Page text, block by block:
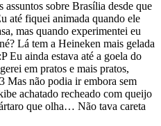
sobre Brasília desde que
até fiquei animada quando ele
mas quando experimentei eu
Lá tem a Heineken mais gelada
Eu ainda estava até a goela do
em pratos e mais pratos,
Mas não podia ir embora sem
achatado recheado com queijo
que olha… Não tava careta